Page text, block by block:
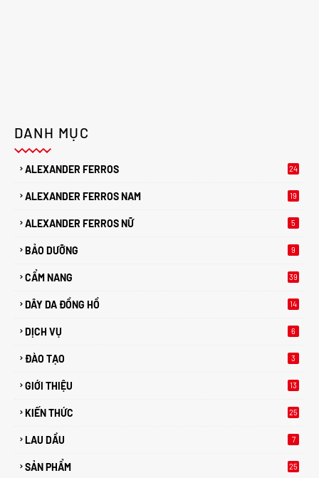
DANH MỤC
ALEXANDER FERROS 24
ALEXANDER FERROS NAM 19
ALEXANDER FERROS NỮ 5
BẢO DƯỠNG 9
CẨM NANG 39
DÂY DA ĐỒNG HỒ 14
DỊCH VỤ 6
ĐÀO TẠO 3
GIỚI THIỆU 13
KIẾN THỨC
25
LAU DẦU 7
SẢN PHẨM 25